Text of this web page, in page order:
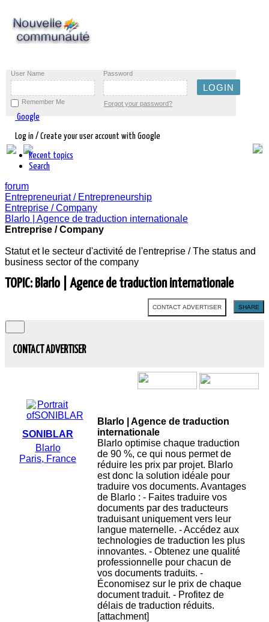
User Name Password
Remember Me Forgot your password?
Google
Log in / Create your user account with Google
Recent topics
Search
forum
Entrepreneuriat / Entrepreneurship
Entreprise / Company
Blarlo | Agence de traduction internationale
Entreprise / Company
Statut et le secteur d'activité de l'entreprise / The status and
business sector of the company
TOPIC: Blarlo | Agence de traduction internationale
CONTACT ADVERTISER SHARE
CONTACT ADVERTISER
SONIBLAR
Blarlo
Paris, France
Blarlo | Agence de traduction
internationale
Blarlo optimise chaque traduction
de 90 %, ce qui nous permet de
réduire les prix par projet. Blarlo
est donc la solution idéale pour
traduire vos documents. Avantages
de Blarlo : - Faites traduire vos
documents par des traducteurs
traduisant uniquement vers leur
langue maternelle. - Accédez aux
technologies de traduction les plus
innovantes. - Obtenez une qualité
professionnelle pour chacun de
vos documents traduits. -
Économisez sur le prix de chaque
document traduit. - Profitez de
délais de traduction réduits.
[attachment]